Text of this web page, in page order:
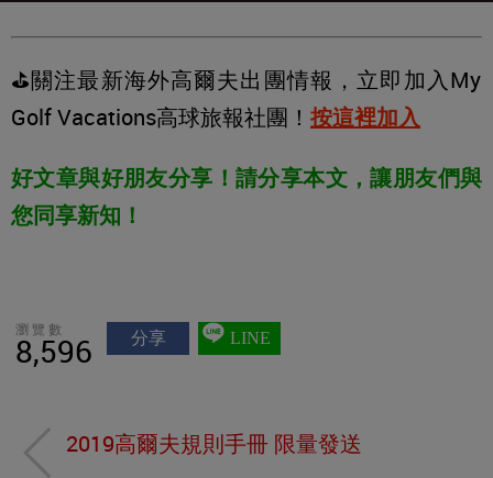
⛳️關注最新海外高爾夫出團情報，立即加入My
Golf Vacations高球旅報社團！ 按這裡加入
好文章與好朋友分享！請分享本文，讓朋友們與
您同享新知！
瀏覽數
8,596 分享 LINE
2019高爾夫規則手冊 限量發送